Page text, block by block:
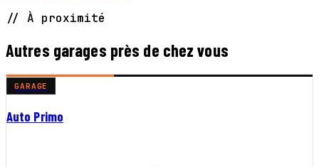
// À proximité
Autres garages près de chez vous
GARAGE
Auto Primo